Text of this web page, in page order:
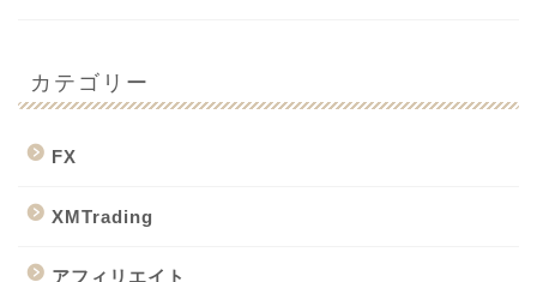
カテゴリー
FX
XMTrading
アフィリエイト